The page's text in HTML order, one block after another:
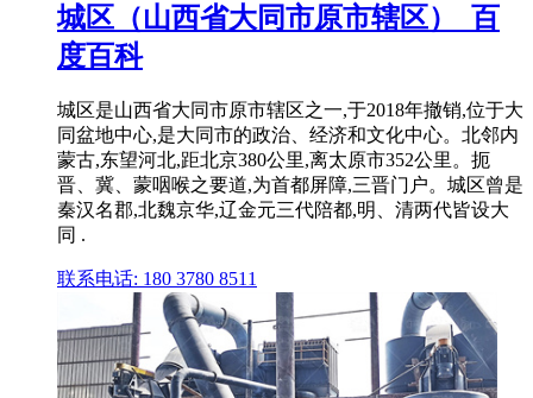
城区（山西省大同市原市辖区）_百
度百科
城区是山西省大同市原市辖区之一,于2018年撤销,位于大
同盆地中心,是大同市的政治、经济和文化中心。北邻内
蒙古,东望河北,距北京380公里,离太原市352公里。扼
晋、冀、蒙咽喉之要道,为首都屏障,三晋门户。城区曾是
秦汉名郡,北魏京华,辽金元三代陪都,明、清两代皆设大
同 .
联系电话: 180 3780 8511